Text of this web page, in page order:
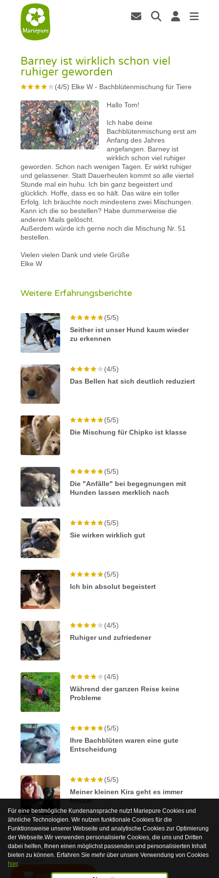
In den Warenkorb
Barney ist wirklich schon viel
ruhiger geworden
(4/5) Elke W - Bachblütenmischung für Tiere
Hallo Tom!
Ich habe deine
Bachblütenmischung erst am
Anfang des Jahres
angefangen. Barney ist
wirklich schon viel ruhiger
geworden. Schon nach wenigen Tagen. Er wirkt ruhiger
und gelassener. Statt Dauerheulen kommt so alle viertel
Stunde mal ein huhu. Ich bin ganz begeistert und
glücklich. Hoffe, dass es so hält. Das wäre ein toller
Erfolg. Ich bräuchte noch mindestens zwei Mischungen.
Kann ich die so bestellen? Habe dummerweise die
anderen Mails gelöscht.
Außerdem würde ich gerne noch die Mischung Nr. 51
bestellen.
Vielen vielen Dank und viele Grüße
Elke W
Weitere Erfahrungsberichte
(5/5)
Seither ist unser Hund kaum wieder
zu erkennen
(4/5)
Das Bellen hat sich deutlich reduziert
(5/5)
Die Mischung für Chipko ist klasse
(5/5)
Die "Anfälle" bei begegnungen mit
Hunden lassen merklich nach
(5/5)
Sie wirken wirklich gut
(5/5)
Ich bin absolut begeistert
(4/5)
Ruhiger und zufriedener
(4/5)
Während der ganzen Reise keine
Probleme
(5/5)
Ihre Bachblüten waren eine gute
Entscheidung
(5/5)
Meiner kleinen Kira geht es immer
besser
Für eine bestmögliche Kundenansprache nutzt Mariepure Cookies und
ähnliche Technologien. Wir nutzen funktionale Cookies für die
Funktionsweise unserer Webseite und analytische Cookies zur Optimierung
der Webseite.Wir verwenden personalisierte Cookies, die uns und Dritten
dabei helfen, Ihnen einen möglichst passenden und personalisierten Inhalt
bieten zu können. Erfahren Sie mehr über unsere Verwendung von Cookies
hier.
Bachblüten sind kein Medikament sondern harmlose
Pflanzenextrakte, die man nimmt, um die Gesundheit zu